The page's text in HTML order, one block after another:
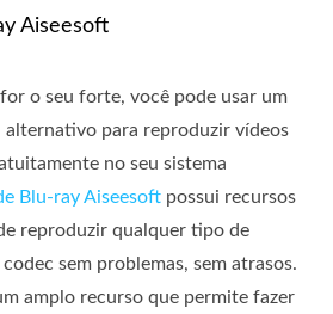
Aiseesoft
o seu forte, você pode usar um
para reproduzir vídeos
no seu sistema
Blu-ray Aiseesoft possui recursos
reproduzir qualquer tipo de
sem problemas, sem atrasos.
amplo recurso que permite fazer